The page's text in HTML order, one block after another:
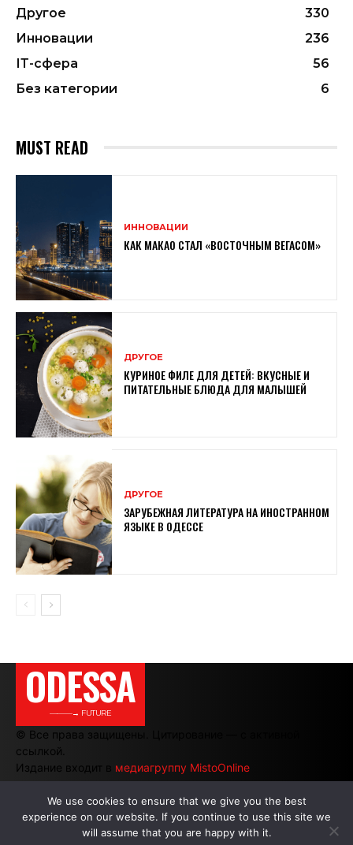
Другое
330
Инновации
236
ІТ-сфера
56
Без категории
6
MUST READ
ИННОВАЦИИ
КАК МАКАО СТАЛ «ВОСТОЧНЫМ ВЕГАСОМ»
ДРУГОЕ
КУРИНОЕ ФИЛЕ ДЛЯ ДЕТЕЙ: ВКУСНЫЕ И
ПИТАТЕЛЬНЫЕ БЛЮДА ДЛЯ МАЛЫШЕЙ
ДРУГОЕ
ЗАРУБЕЖНАЯ ЛИТЕРАТУРА НА ИНОСТРАННОМ
ЯЗЫКЕ В ОДЕССЕ
ODESSA
———→ FUTURE
© Все права защищены. Цитирование — с активной
ссылкой.
Издание входит в медиагруппу MistoOnline
АВТОРЫ | РЕКЛАМА НА САЙТЕ
We use cookies to ensure that we give you the best
experience on our website. If you continue to use this site we
will assume that you are happy with it.